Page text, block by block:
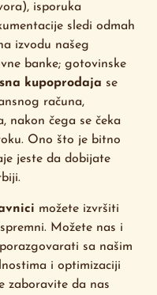
isporuka
sledi odmah
izvodu našeg
banke; gotovinske
kupoprodaja se
računa,
nakon čega se čeka
Ono što je bitno
jeste da dobijate
možete izvršiti
Možete nas i
sa našim
i optimizaciji
zaboravite da nas